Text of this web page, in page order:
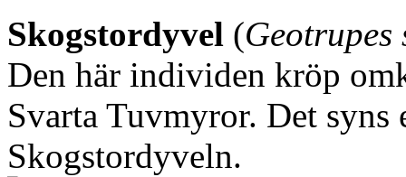
Skogstordyvel (Geotrupes
Den här individen kröp
Svarta Tuvmyror. Det syns
Skogstordyveln.